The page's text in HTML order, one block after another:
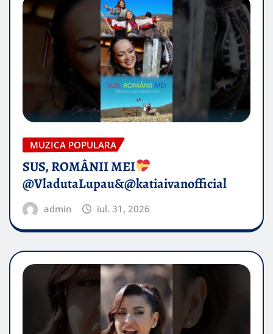
MUZICA POPULARA
SUS, ROMÂNII MEI
@VladutaLupau&@katiaivanofficial
admin iul. 31, 2026